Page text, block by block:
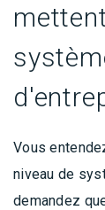
Vous
niveau de
demandez